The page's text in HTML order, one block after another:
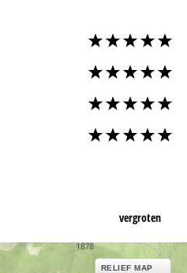
vergroten
RELIEF MAP